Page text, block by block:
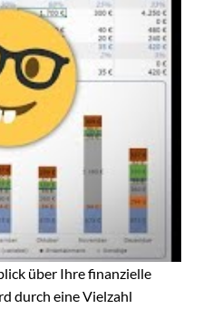
über Ihre finanzielle
durch eine Vielzahl